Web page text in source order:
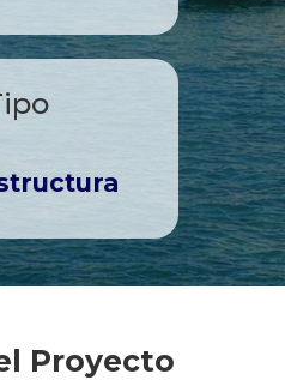
Proyecto